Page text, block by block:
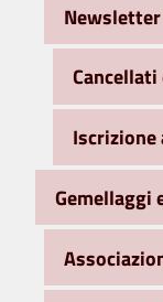
Gemellaggi